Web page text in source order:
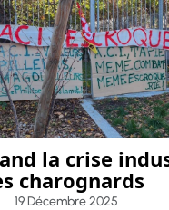
la crise
charognards
19 Décembre 2025